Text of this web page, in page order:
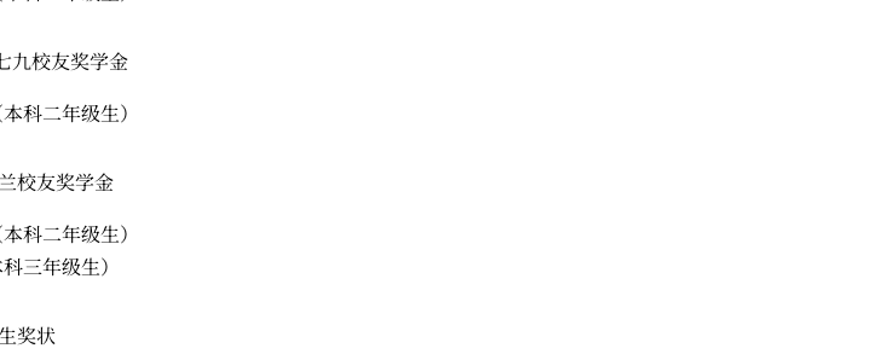
九校友奖学金
科二年级生）
校友奖学金
科二年级生）
三年级生）
奖状